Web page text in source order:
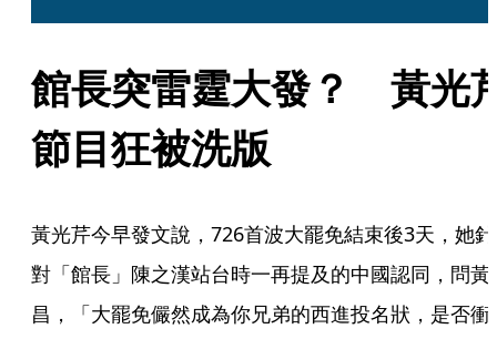
館長突雷霆大發？　黃光
節目狂被洗版
黃光芹今早發文說，726首波大罷免結束後3天，她針
對「館長」陳之漢站台時一再提及的中國認同，問黃
昌，「大罷免儼然成為你兄弟的西進投名狀，是否衝